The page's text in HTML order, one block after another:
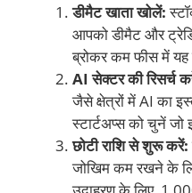
डीमैट खाता खोलें:
आपको डीमैट और
ब्रोकर कम फीस में यह
AI सेक्टर की रिसर्च
जैसे क्षेत्रों में AI का
स्टार्टअप्स को चुनें जो
छोटी राशि से शुरू करें:
जोखिम कम रखने के